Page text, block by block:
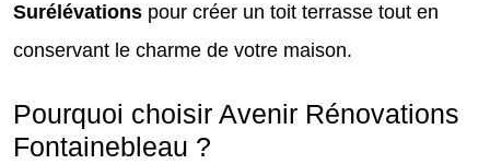
Surélévations pour créer un toit terrasse tout en
conservant le charme de votre maison.
Pourquoi choisir Avenir Rénovations
Fontainebleau ?